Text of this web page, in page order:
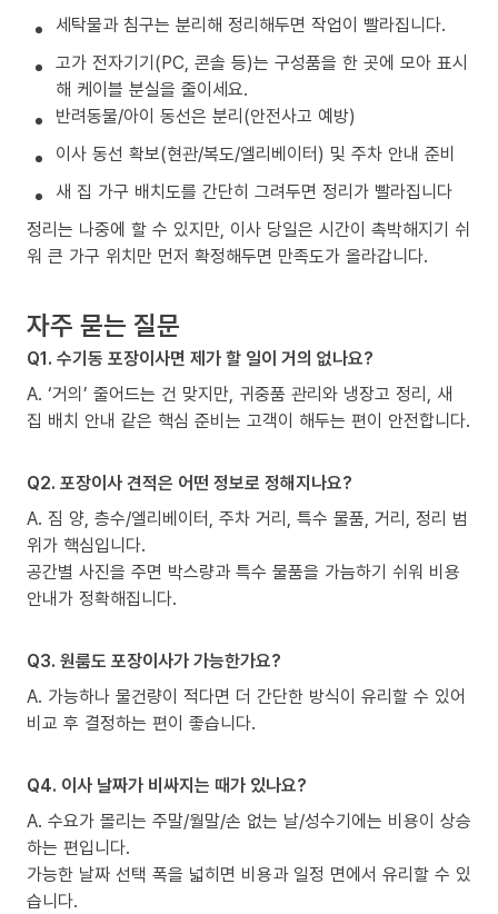
세탁물과 침구는 분리해 정리해두면 작업이 빨라집니다.
고가 전자기기(PC, 콘솔 등)는 구성품을 한 곳에 모아 표시
해 케이블 분실을 줄이세요.
반려동물/아이 동선은 분리(안전사고 예방)
이사 동선 확보(현관/복도/엘리베이터) 및 주차 안내 준비
새 집 가구 배치도를 간단히 그려두면 정리가 빨라집니다
정리는 나중에 할 수 있지만, 이사 당일은 시간이 촉박해지기 쉬
워 큰 가구 위치만 먼저 확정해두면 만족도가 올라갑니다.
자주 묻는 질문
Q1. 수기동 포장이사면 제가 할 일이 거의 없나요?
A. ‘거의’ 줄어드는 건 맞지만, 귀중품 관리와 냉장고 정리, 새
집 배치 안내 같은 핵심 준비는 고객이 해두는 편이 안전합니다.
Q2. 포장이사 견적은 어떤 정보로 정해지나요?
A. 짐 양, 층수/엘리베이터, 주차 거리, 특수 물품, 거리, 정리 범
위가 핵심입니다.
공간별 사진을 주면 박스량과 특수 물품을 가늠하기 쉬워 비용
안내가 정확해집니다.
Q3. 원룸도 포장이사가 가능한가요?
A. 가능하나 물건량이 적다면 더 간단한 방식이 유리할 수 있어
비교 후 결정하는 편이 좋습니다.
Q4. 이사 날짜가 비싸지는 때가 있나요?
A. 수요가 몰리는 주말/월말/손 없는 날/성수기에는 비용이 상승
하는 편입니다.
가능한 날짜 선택 폭을 넓히면 비용과 일정 면에서 유리할 수 있
습니다.